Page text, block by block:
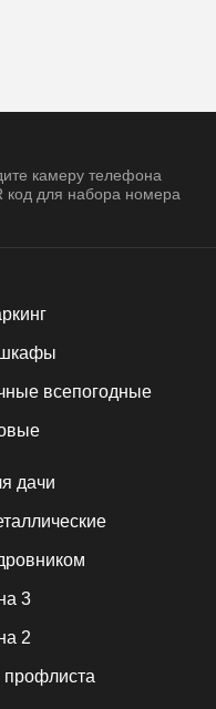
камеру телефона
код для набора номера
всепогодные
дачи
3
2
профлиста